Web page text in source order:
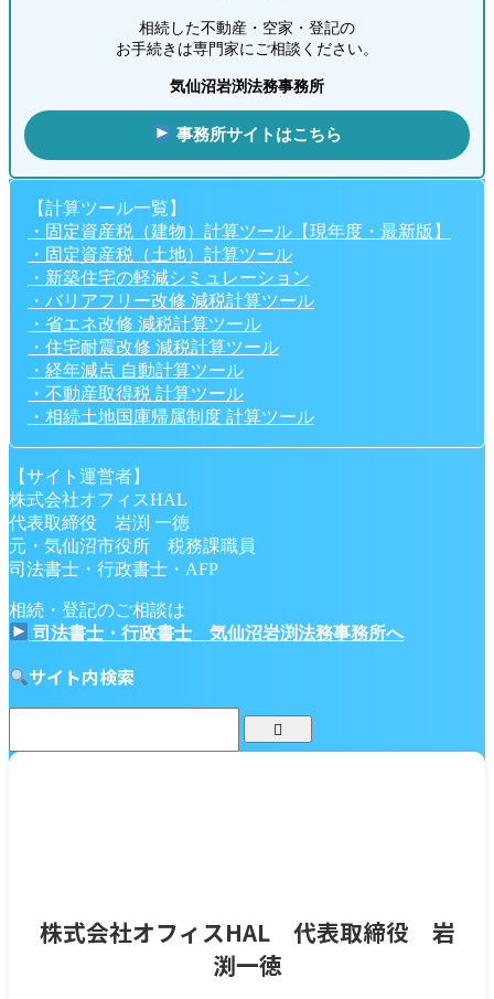
相続した不動産・空家・登記の
お手続きは専門家にご相談ください。
気仙沼岩渕法務事務所
事務所サイトはこちら
【計算ツール一覧】
・固定資産税（建物）計算ツール【現年度・最新版】
・固定資産税（土地）計算ツール
・新築住宅の軽減シミュレーション
・バリアフリー改修 減税計算ツール
・省エネ改修 減税計算ツール
・住宅耐震改修 減税計算ツール
・経年減点 自動計算ツール
・不動産取得税 計算ツール
・相続土地国庫帰属制度 計算ツール
【サイト運営者】
株式会社オフィスHAL
代表取締役 岩渕 一徳
元・気仙沼市役所 税務課職員
司法書士・行政書士・AFP
相続・登記のご相談は
司法書士・行政書士 気仙沼岩渕法務事務所へ
サイト内検索
株式会社オフィスHAL 代表取締役 岩
渕一徳